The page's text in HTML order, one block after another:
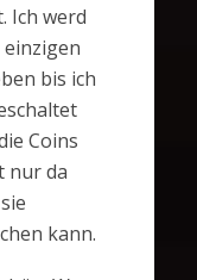
Ich werd
bis ich
Coins
nur da
kann.